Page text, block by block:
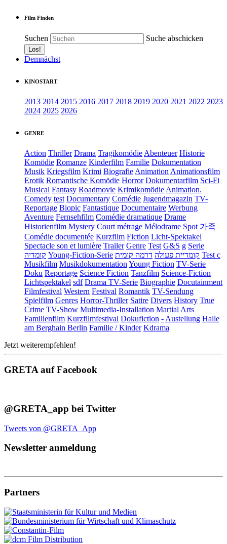
Film Finden
Suchen Suche abschicken
Demnächst
KINOSTART
2013 2014 2015 2016 2017 2018 2019 2020 2021 2022 2023
2024 2025 2026
GENRE
Action Thriller Drama Tragikomödie Abenteuer Historie
Komödie Romanze Kinderfilm Familie Dokumentation
Musik Kriegsfilm Krimi Biografie Animation Animationsfilm
Erotik Romantische Komödie Horror Dokumentarfilm Sci-Fi
Musical Fantasy Roadmovie Krimikomödie Animation.
Comedy test Documentary Comédie Jugendmagazin TV-
Reportage Biopic Fantastique Documentaire Werbung
Aventure Fernsehfilm Comédie dramatique Drame
Historienfilm Mystery Court métrage Mélodrame Spot 가족
Comédie documentée Kurzfilm Fiction Licht-Spektakel
Spectacle son et lumière Trailer Genre Test G&S g Serie
קומדיה Young-Fiction-Serie קומדיית פעולה דרמה קומית
Test c
Musikfilm Musikdokumentation Young Fiction TV-Serie
Doku Reportage Science Fiction Tanzfilm Science-Fiction
Lichtspektakel sdf Drama TV-Serie Biographie Docutainment
Filmfestival Western Festival Romantik TV-Sendung
Spielfilm Genres Horror-Thriller Satire Divers History True
Crime TV-Show Multimedia-Installation Martial Arts
Familienfilm Kurzfilmfestival Dokufiction - Austellung Halle
am Berghain Berlin Familie / Kinder Kdrama
Jetzt weiterempfehlen!
GRETA auf Facebook
@GRETA_app bei Twitter
Tweets von @GRETA_App
Newsletter anmeldung
Partners